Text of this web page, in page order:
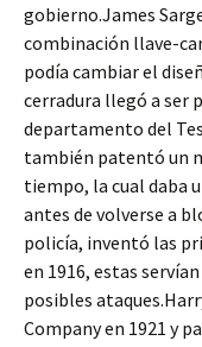
gobierno.James
combinación llave-
podía cambiar el
cerradura llegó a ser
departamento del
también patentó un
tiempo, la cual daba
antes de volverse a
policía, inventó las
en 1916, estas
posibles
Company en 1921 y